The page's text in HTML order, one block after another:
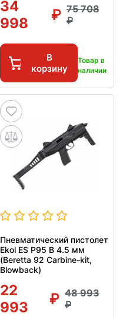
34
998
75 708
В
корзину
Товар в
наличии
Пневматический пистолет
Ekol ES P95 B 4.5 мм
(Beretta 92 Carbine-kit,
Blowback)
22
993
48 993